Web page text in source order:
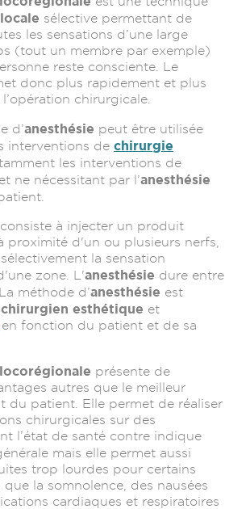
locale sélective permettant de
les sensations d’une large
(tout un membre par exemple)
reste consciente. Le
donc plus rapidement et plus
chirurgicale.
d’anesthésie peut être utilisée
interventions dechirurgie
les interventions de
ne nécessitant par l’anesthésie
à injecter un produit
proximité d'un ou plusieurs nerfs,
la sensation
zone. L'anesthésie dure entre
méthode d’anesthésie est
chirurgien esthétique et
en fonction du patient et de sa
présente de
autres que le meilleur
du patient. Elle permet de réaliser
chirurgicales sur des
l’état de santé contre indique
mais elle permet aussi
trop lourdes pour certains
la somnolence, des nausées
cardiaques et respiratoires